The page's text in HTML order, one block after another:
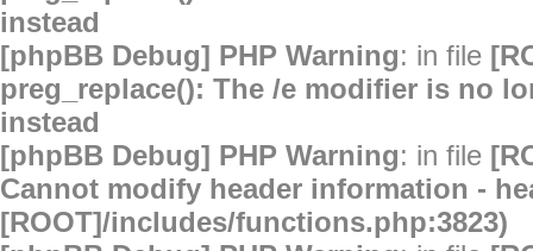
instead
[phpBB Debug] PHP Warning: in file
preg_replace(): The /e modifier is no
instead
[phpBB Debug] PHP Warning: in file
Cannot modify header information -
[ROOT]/includes/functions.php:3823)